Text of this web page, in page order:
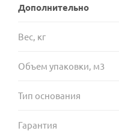
Дополнительно
Вес, кг
Объем упаковки, м3
Тип основания
Гарантия